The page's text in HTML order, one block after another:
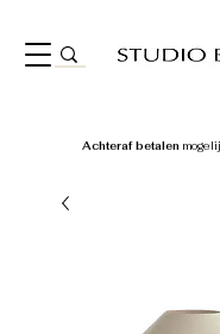
Achteraf betalen